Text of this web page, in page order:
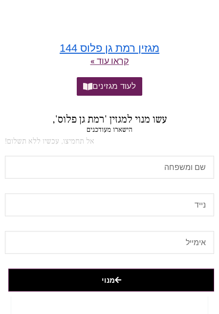
מגזין רמת גן פלוס 144
קראו עוד »
לעוד מגזינים
עשו מנוי למגזין 'רמת גן פלוס',
הישארו מעודכנים
אל תחמיצו, עכשיו ללא תשלום!
מנוי